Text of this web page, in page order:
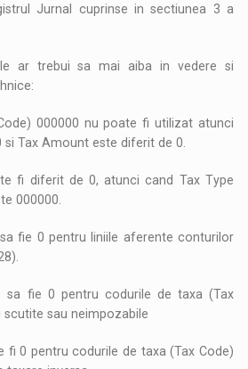
Jurnal cuprinse in sectiunea 3 a
ar trebui sa mai aiba in vedere si
000000 nu poate fi utilizat atunci
Tax Amount este diferit de 0.
fi diferit de 0, atunci cand Tax Type
000000.
fie 0 pentru liniile aferente conturilor
sa fie 0 pentru codurile de taxa (Tax
sau neimpozabile
fi 0 pentru codurile de taxa (Tax Code)